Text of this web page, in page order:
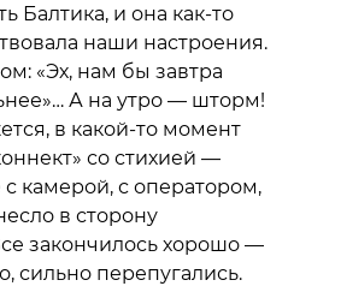
Балтика, и она как-то
наши настроения.
«Эх, нам бы завтра
А на утро — шторм!
в какой-то момент
со стихией —
камерой, с оператором,
в сторону
закончилось хорошо —
сильно перепугались.